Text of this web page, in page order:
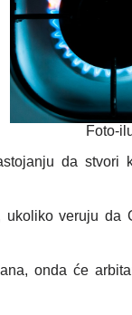
Foto-
da stvori
veruju da
onda će